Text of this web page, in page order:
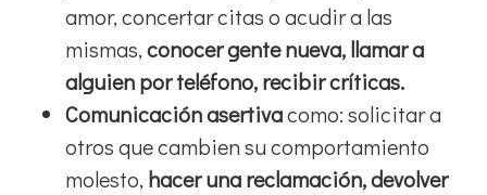
amor, concertar citas o acudir a las
mismas,conocer gente nueva, llamar a
alguien por teléfono, recibir críticas.
Comunicación asertivacomo: solicitar a
otros que cambien su comportamiento
molesto, hacer una reclamación, devolver